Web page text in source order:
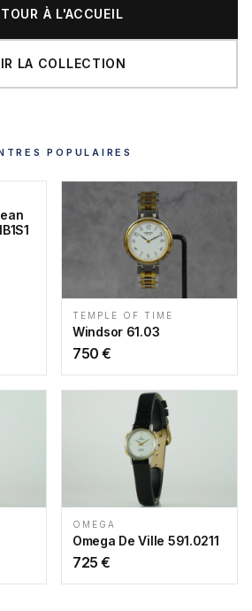
À L'ACCUEIL
LA COLLECTION
POPULAIRES
TEMPLE OF TIME
Windsor 61.03
750 €
OMEGA
Omega De Ville 591.0211
725 €